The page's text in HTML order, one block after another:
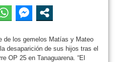
de los gemelos Matías y Mateo
desaparición de sus hijos tras el
OP 25 en Tanaguarena. “El